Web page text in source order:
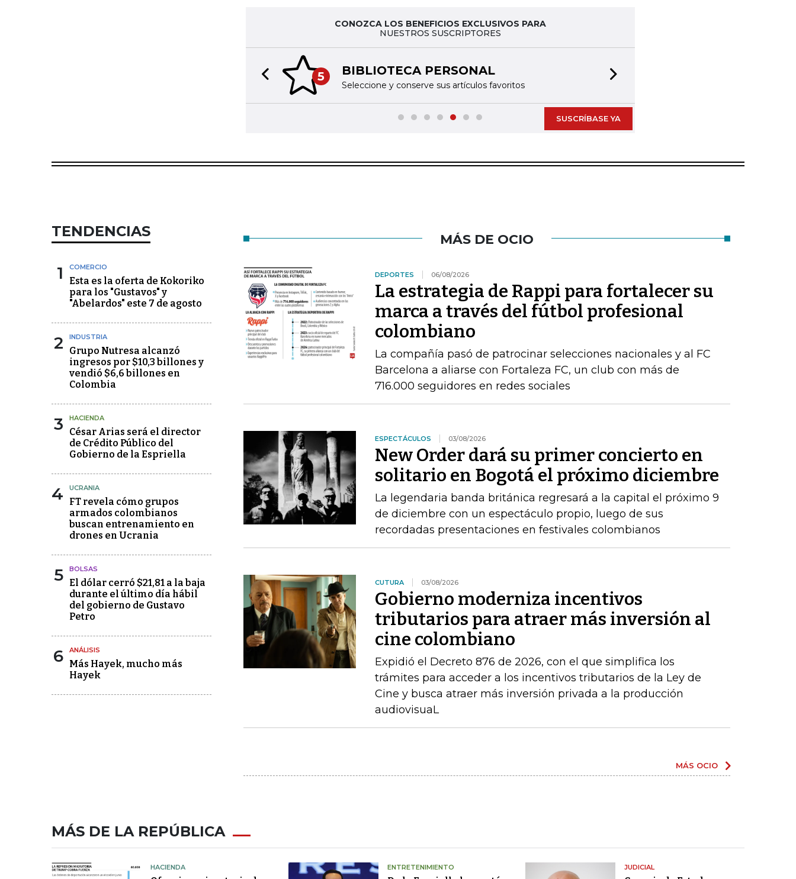
CONOZCA LOS BENEFICIOS EXCLUSIVOS PARA
NUESTROS SUSCRIPTORES
5 BIBLIOTECA PERSONAL
Seleccione y conserve sus artículos favoritos
Previous slide
SUSCRÍBASE YA
TENDENCIAS
1 COMERCIO
Esta es la oferta de Kokoriko
para los "Gustavos" y
"Abelardos" este 7 de agosto
2 INDUSTRIA
Grupo Nutresa alcanzó
ingresos por $10,3 billones y
vendió $6,6 billones en
Colombia
3 HACIENDA
César Arias será el director
de Crédito Público del
Gobierno de la Espriella
4 UCRANIA
FT revela cómo grupos
armados colombianos
buscan entrenamiento en
drones en Ucrania
5 BOLSAS
El dólar cerró $21,81 a la baja
durante el último día hábil
del gobierno de Gustavo
Petro
6 ANÁLISIS
Más Hayek, mucho más
Hayek
MÁS DE OCIO
DEPORTES 06/08/2026
La estrategia de Rappi para fortalecer su
marca a través del fútbol profesional
colombiano
La compañía pasó de patrocinar selecciones nacionales y al FC
Barcelona a aliarse con Fortaleza FC, un club con más de
716.000 seguidores en redes sociales
ESPECTÁCULOS 03/08/2026
New Order dará su primer concierto en
solitario en Bogotá el próximo diciembre
La legendaria banda británica regresará a la capital el próximo 9
de diciembre con un espectáculo propio, luego de sus
recordadas presentaciones en festivales colombianos
CUTURA 03/08/2026
Gobierno moderniza incentivos
tributarios para atraer más inversión al
cine colombiano
Expidió el Decreto 876 de 2026, con el que simplifica los
trámites para acceder a los incentivos tributarios de la Ley de
Cine y busca atraer más inversión privada a la producción
audiovisuaL
MÁS OCIO
MÁS DE LA REPÚBLICA
HACIENDA ENTRETENIMIENTO JUDICIAL